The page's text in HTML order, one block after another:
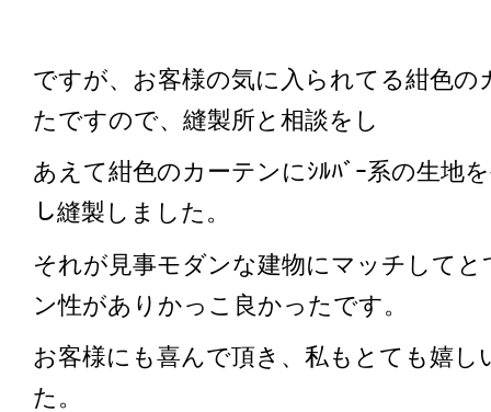
ですが、お客様の気に入られてる紺色
たですので、縫製所と相談をし
あえて紺色のカーテンにｼﾙﾊﾞｰ系の生地を
し縫製しました。
それが見事モダンな建物にマッチして
ン性がありかっこ良かったです。
お客様にも喜んで頂き、私もとても嬉し
た。